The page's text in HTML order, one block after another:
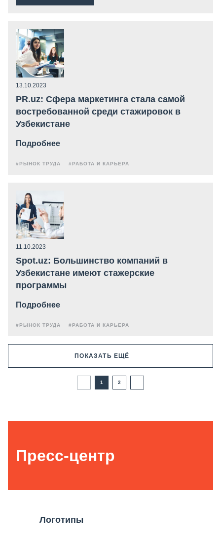
13.10.2023
PR.uz: Сфера маркетинга стала самой
востребованной среди стажировок в
Узбекистане
Подробнее
#РЫНОК ТРУДА #РАБОТА И КАРЬЕРА
11.10.2023
Spot.uz: Большинство компаний в
Узбекистане имеют стажерские
программы
Подробнее
#РЫНОК ТРУДА #РАБОТА И КАРЬЕРА
ПОКАЗАТЬ ЕЩЁ
1 2
Пресс-центр
Логотипы